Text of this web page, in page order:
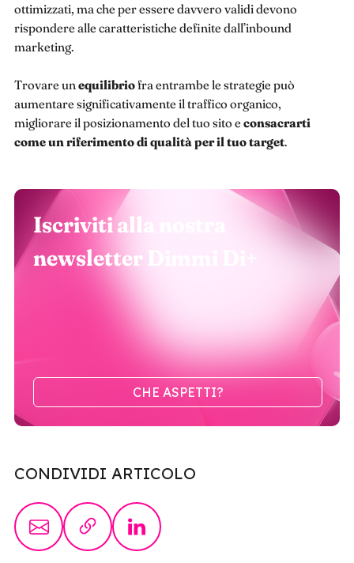
ottimizzati, ma che per essere davvero validi devono
rispondere alle caratteristiche definite dall’inbound
marketing.
Trovare unequilibriofra entrambe le strategie può
aumentare significativamente il traffico organico,
migliorare il posizionamento del tuo sito e consacrarti
come un riferimento di qualità per il tuo target.
Iscriviti alla nostra
newsletter Dimmi Di+
CHE ASPETTI?
CONDIVIDI ARTICOLO